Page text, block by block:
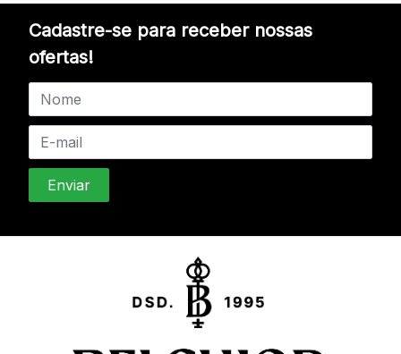
Cadastre-se para receber nossas
ofertas!